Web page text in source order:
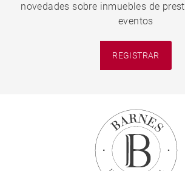
novedades sobre inmuebles de
eventos
REGISTRAR